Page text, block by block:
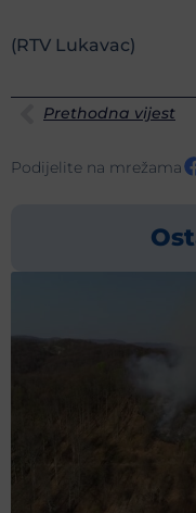
(RTV Lukavac)
Prethodna vijest
Podijelite na mrežama